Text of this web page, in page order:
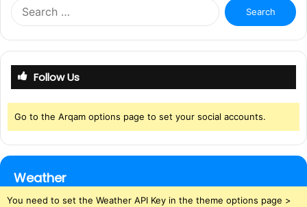
r
c
f
o
r
:
Follow Us
Go to the Arqam options page to set your social accounts.
Weather
You need to set the Weather API Key in the theme options page >